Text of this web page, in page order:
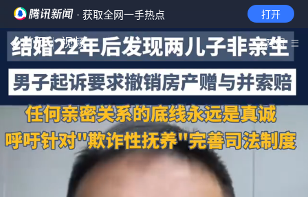
· 获取全网一手热点 打开
首页 视频 无障碍